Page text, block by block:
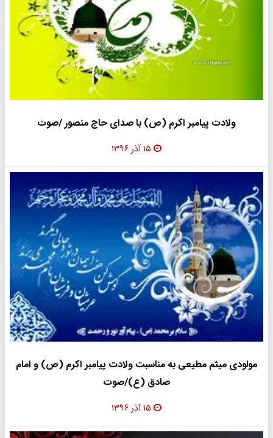
ولادت پیامبر اکرم (ص) با صدای حاج منصور /صوت
۱۵ آذر ۱۳۹۶
مولودی میثم مطیعی به مناسبت ولادت پیامبر اکرم (ص) و امام
صادق (ع)/صوت
۱۵ آذر ۱۳۹۶